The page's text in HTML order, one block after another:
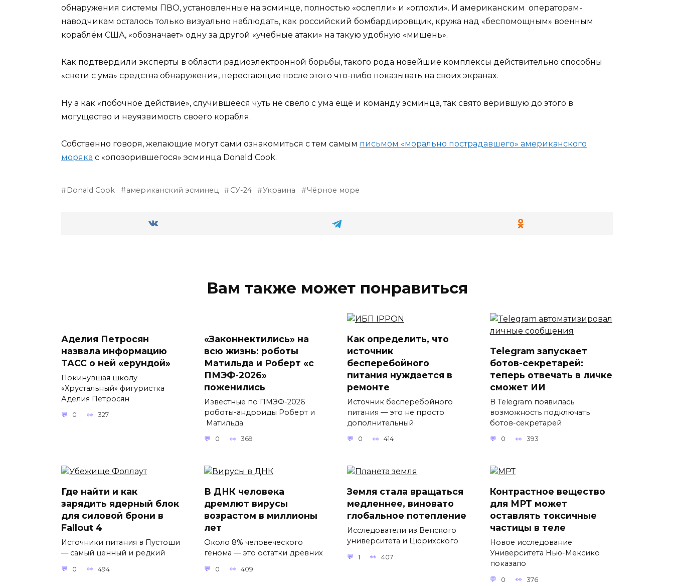
обнаружения системы ПВО, установленные на эсминце, полностью «ослепли» и «оглохли». И американским операторам-
наводчикам осталось только визуально наблюдать, как российский бомбардировщик, кружа над «беспомощным» военным
кораблём США, «обозначает» одну за другой «учебные атаки» на такую удобную «мишень».
Как подтвердили эксперты в области радиоэлектронной борьбы, такого рода новейшие комплексы действительно способны
«свети с ума» средства обнаружения, перестающие после этого что-либо показывать на своих экранах.
Ну а как «побочное действие», случившееся чуть не свело с ума ещё и команду эсминца, так свято верившую до этого в
могущество и неуязвимость своего корабля.
Собственно говоря, желающие могут сами ознакомиться с тем самым письмом «морально пострадавшего» американского
моряка с «опозорившегося» эсминца Donald Cook.
Donald Cook американский эсминец СУ-24 Украина Чёрное море
Вам также может понравиться
Аделия Петросян
назвала информацию
ТАСС о ней «ерундой»
Покинувшая школу
«Хрустальный» фигуристка
Аделия Петросян
0 327
«Законнектились» на
всю жизнь: роботы
Матильда и Роберт «с
ПМЭФ-2026»
поженились
Известные по ПМЭФ-2026
роботы-андроиды Роберт и
Матильда
0 369
Как определить, что
источник
бесперебойного
питания нуждается в
ремонте
Источник бесперебойного
питания — это не просто
дополнительный
0 414
Telegram запускает
ботов-секретарей:
теперь отвечать в личке
сможет ИИ
В Telegram появилась
возможность подключать
ботов-секретарей
0 393
Где найти и как
зарядить ядерный блок
для силовой брони в
Fallout 4
Источники питания в Пустоши
— самый ценный и редкий
0 494
В ДНК человека
дремлют вирусы
возрастом в миллионы
лет
Около 8% человеческого
генома — это остатки древних
0 409
Земля стала вращаться
медленнее, виновато
глобальное потепление
Исследователи из Венского
университета и Цюрихского
1 407
Контрастное вещество
для МРТ может
оставлять токсичные
частицы в теле
Новое исследование
Университета Нью-Мексико
показало
0 376